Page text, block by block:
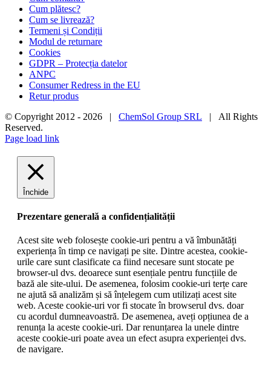
Cum plătesc?
Cum se livrează?
Termeni și Condiții
Modul de returnare
Cookies
GDPR – Protecția datelor
ANPC
Consumer Redress in the EU
Retur produs
© Copyright 2012 - 2026 | ChemSol Group SRL | All Rights
Reserved.
Page load link
Închide
Prezentare generală a confidențialității
Acest site web folosește cookie-uri pentru a vă îmbunătăți
experiența în timp ce navigați pe site. Dintre acestea, cookie-
urile care sunt clasificate ca fiind necesare sunt stocate pe
browser-ul dvs. deoarece sunt esențiale pentru funcțiile de
bază ale site-ului. De asemenea, folosim cookie-uri terțe care
ne ajută să analizăm și să înțelegem cum utilizați acest site
web. Aceste cookie-uri vor fi stocate în browserul dvs. doar
cu acordul dumneavoastră. De asemenea, aveți opțiunea de a
renunța la aceste cookie-uri. Dar renunțarea la unele dintre
aceste cookie-uri poate avea un efect asupra experienței dvs.
de navigare.